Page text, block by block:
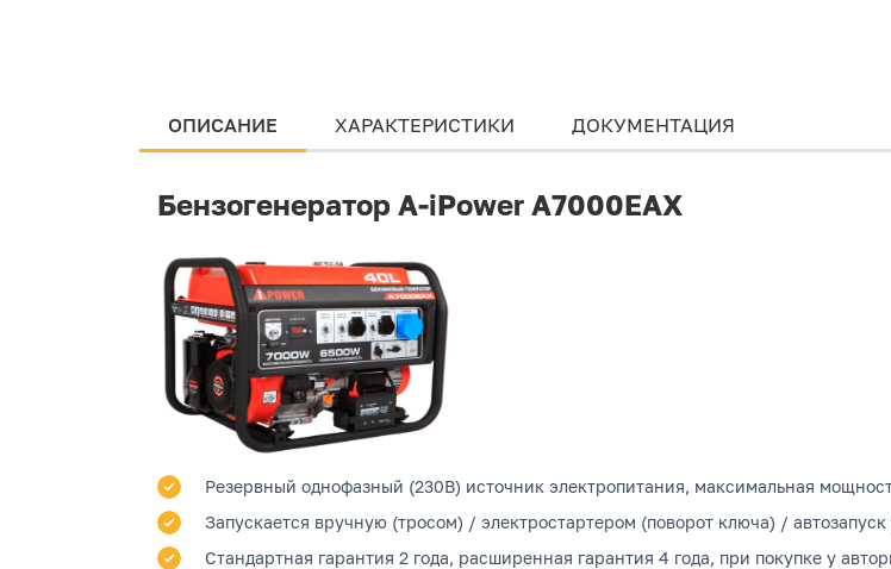
ОПИСАНИЕ ХАРАКТЕРИСТИКИ ДОКУМЕНТАЦИЯ
Бензогенератор A-iPower A7000EAX
Резервный однофазный (230В) источник электропитания, максимальная
Запускается вручную (тросом) / электростартером (поворот ключа) / автозапуск
Стандартная гарантия 2 года, расширенная гарантия 4 года, при покупке у